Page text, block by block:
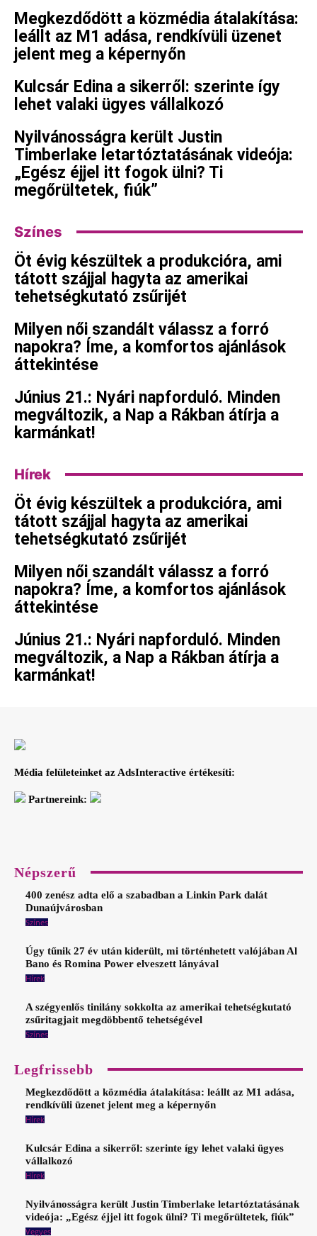
Megkezdődött a közmédia átalakítása:
leállt az M1 adása, rendkívüli üzenet
jelent meg a képernyőn
Kulcsár Edina a sikerről: szerinte így
lehet valaki ügyes vállalkozó
Nyilvánosságra került Justin
Timberlake letartóztatásának videója:
„Egész éjjel itt fogok ülni? Ti
megőrültetek, fiúk”
Színes
Öt évig készültek a produkcióra, ami
tátott szájjal hagyta az amerikai
tehetségkutató zsűrijét
Milyen női szandált válassz a forró
napokra? Íme, a komfortos ajánlások
áttekintése
Június 21.: Nyári napforduló. Minden
megváltozik, a Nap a Rákban átírja a
karmánkat!
Hírek
Öt évig készültek a produkcióra, ami
tátott szájjal hagyta az amerikai
tehetségkutató zsűrijét
Milyen női szandált válassz a forró
napokra? Íme, a komfortos ajánlások
áttekintése
Június 21.: Nyári napforduló. Minden
megváltozik, a Nap a Rákban átírja a
karmánkat!
Média felületeinket az AdsInteractive értékesíti:
Partnereink:
Népszerű
400 zenész adta elő a szabadban a Linkin Park dalát
Dunaújvárosban
Színes
Úgy tűnik 27 év után kiderült, mi történhetett valójában Al
Bano és Romina Power elveszett lányával
Hírek
A szégyenlős tinilány sokkolta az amerikai tehetségkutató
zsűritagjait megdöbbentő tehetségével
Színes
Legfrissebb
Megkezdődött a közmédia átalakítása: leállt az M1 adása,
rendkívüli üzenet jelent meg a képernyőn
Hírek
Kulcsár Edina a sikerről: szerinte így lehet valaki ügyes
vállalkozó
Hírek
Nyilvánosságra került Justin Timberlake letartóztatásának
videója: „Egész éjjel itt fogok ülni? Ti megőrültetek, fiúk”
Vegyes